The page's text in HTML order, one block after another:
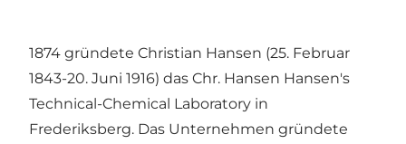
1874 gründete Christian Hansen (25. Februar
1843-20. Juni 1916) das Chr. Hansen Hansen's
Technical-Chemical Laboratory in
Frederiksberg. Das Unternehmen gründete